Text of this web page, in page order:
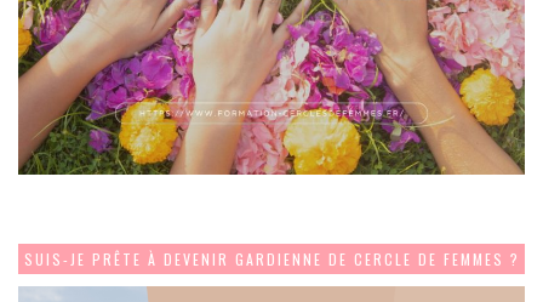
SUIS-JE PRÊTE À DEVENIR GARDIENNE DE CERCLE DE FEMMES ?